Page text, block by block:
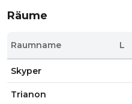
Räume
Raumname L
Skyper
Trianon